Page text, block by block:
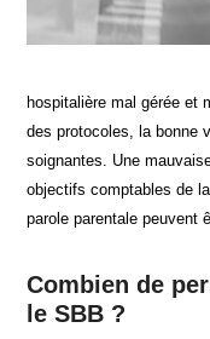
hospitalière mal gérée et
des protocoles, la bonne
soignantes. Une
objectifs comptables de
parole parentale peuvent
Combien de
le SBB ?